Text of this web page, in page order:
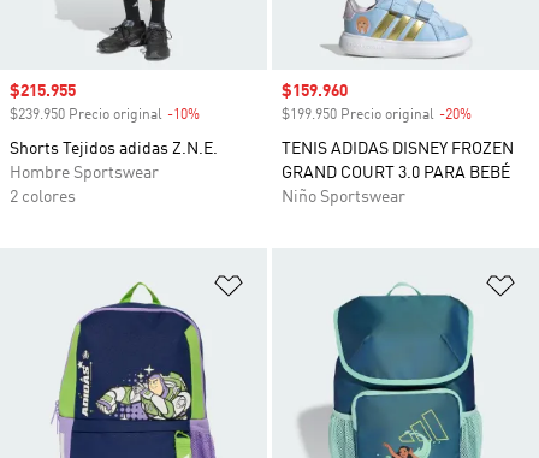
Precio de venta
$215.955
$239.950 Precio original -10%
Shorts Tejidos adidas Z.N.E.
Hombre Sportswear
2 colores
Precio de venta
$159.960
$199.950 Precio original -20%
TENIS ADIDAS DISNEY FROZEN
GRAND COURT 3.0 PARA BEBÉ
Niño Sportswear
Añadir a la lista de deseos